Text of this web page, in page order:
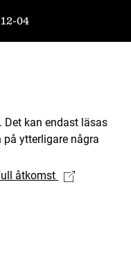
04
kan endast läsas
ytterligare några
åtkomst